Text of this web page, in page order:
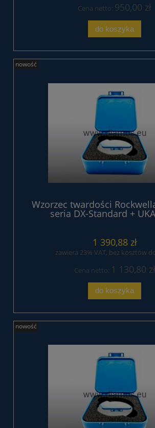
Cena netto: 950,00 zł
do koszyka
Wzorzec twardości
seria DX-Standard +
1 390,88 zł
zawiera 23% VAT, bez kosztów
Cena netto: 1 130,80 zł
do koszyka
nowość
nowość